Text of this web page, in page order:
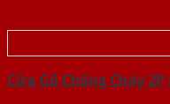
Cửa Gỗ Chống Cháy